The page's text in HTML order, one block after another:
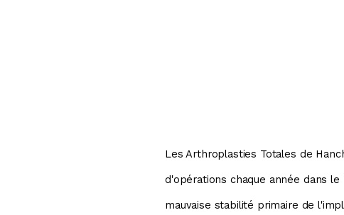
Les Arthroplasties Totales de
d'opérations chaque année dans
mauvaise stabilité primaire de